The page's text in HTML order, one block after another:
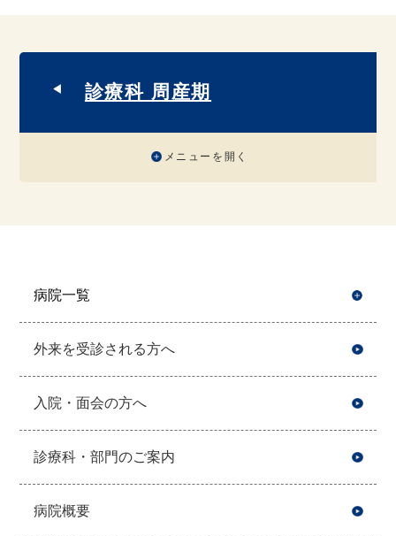
診療科 周産期
メニューを開く
病院一覧
外来を受診される方へ
入院・面会の方へ
診療科・部門のご案内
病院概要